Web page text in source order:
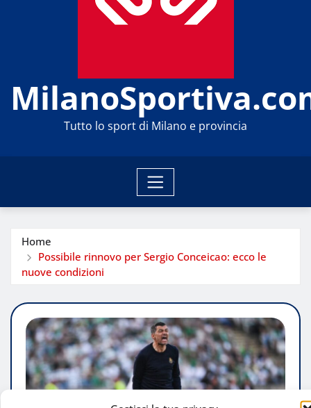
Tutto lo sport di Milano e provincia
Home
Possibile rinnovo per Sergio Conceicao: ecco le
nuove condizioni